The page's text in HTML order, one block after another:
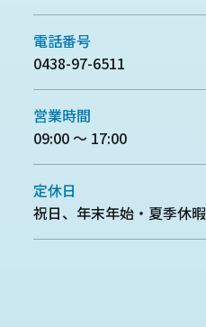
電話番号
0438-97-6511
営業時間
09:00 ～ 17:00
定休日
祝日、年末年始・夏季休暇